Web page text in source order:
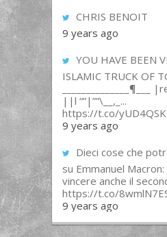
CHRIS BENOIT
9 years ago
YOU HAVE BEEN
ISLAMIC TRUCK OF
______________¶___
||l “”|””\__,_...
https://t.co/
9 years ago
Dieci cose che
su Emmanuel
vincere anche il
https://t.co/
9 years ago